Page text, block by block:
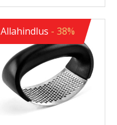
Allahindlus - 38%